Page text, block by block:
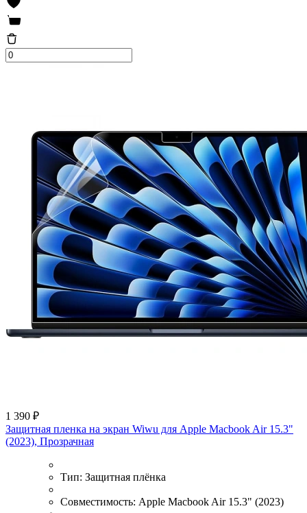
1 390 ₽
Защитная пленка на экран Wiwu для Apple Macbook Air 15.3"
(2023), Прозрачная
Тип: Защитная плёнка
Совместимость: Apple Macbook Air 15.3" (2023)